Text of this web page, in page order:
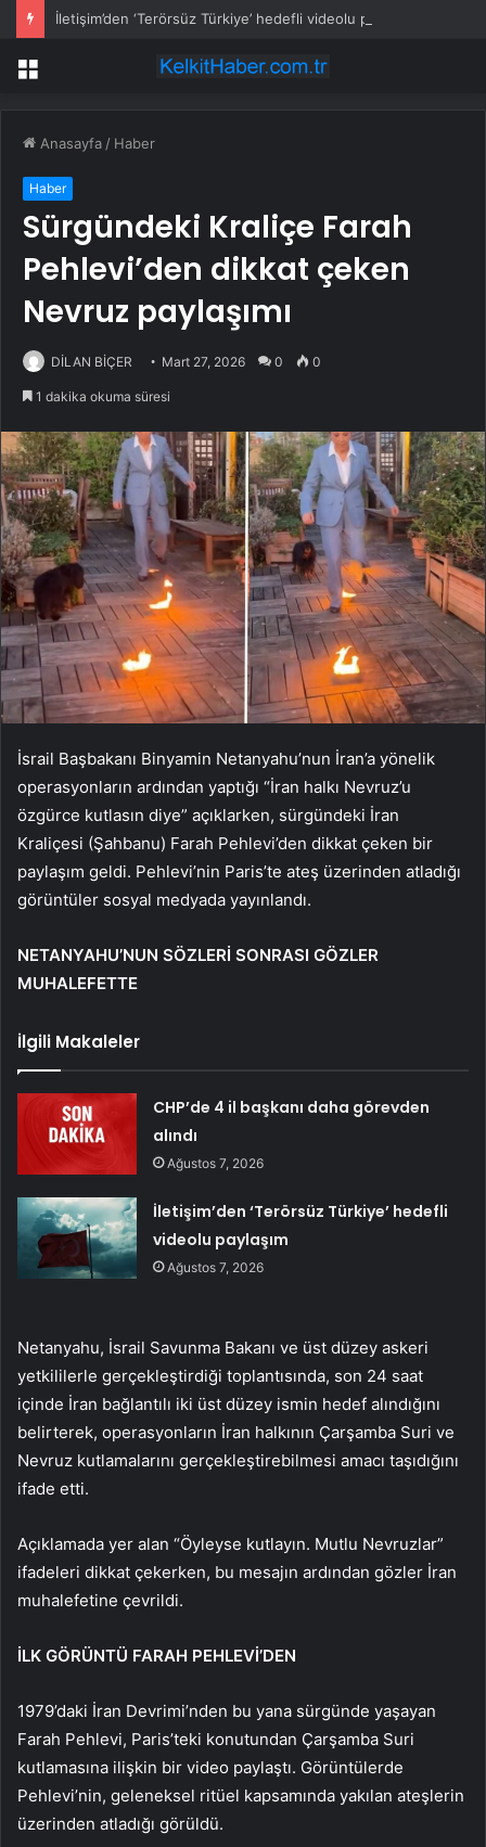
İletişim’den ‘Terörsüz Türkiye’ hedefli videolu paylaşım
Menü
Anasayfa / Haber
Haber
Sürgündeki Kraliçe Farah
Pehlevi’den dikkat çeken
Nevruz paylaşımı
DİLAN BİÇER Mart 27, 2026 0 0
1 dakika okuma süresi
İsrail Başbakanı Binyamin Netanyahu’nun İran’a yönelik
operasyonların ardından yaptığı “İran halkı Nevruz’u
özgürce kutlasın diye” açıklarken, sürgündeki İran
Kraliçesi (Şahbanu) Farah Pehlevi’den dikkat çeken bir
paylaşım geldi. Pehlevi’nin Paris’te ateş üzerinden atladığı
görüntüler sosyal medyada yayınlandı.
NETANYAHU’NUN SÖZLERİ SONRASI GÖZLER
MUHALEFETTE
İlgili Makaleler
CHP’de 4 il başkanı daha görevden
alındı
Ağustos 7, 2026
İletişim’den ‘Terörsüz Türkiye’ hedefli
videolu paylaşım
Ağustos 7, 2026
Netanyahu, İsrail Savunma Bakanı ve üst düzey askeri
yetkililerle gerçekleştirdiği toplantısında, son 24 saat
içinde İran bağlantılı iki üst düzey ismin hedef alındığını
belirterek, operasyonların İran halkının Çarşamba Suri ve
Nevruz kutlamalarını gerçekleştirebilmesi amacı taşıdığını
ifade etti.
Açıklamada yer alan “Öyleyse kutlayın. Mutlu Nevruzlar”
ifadeleri dikkat çekerken, bu mesajın ardından gözler İran
muhalefetine çevrildi.
İLK GÖRÜNTÜ FARAH PEHLEVİ’DEN
1979’daki İran Devrimi’nden bu yana sürgünde yaşayan
Farah Pehlevi, Paris’teki konutundan Çarşamba Suri
kutlamasına ilişkin bir video paylaştı. Görüntülerde
Pehlevi’nin, geleneksel ritüel kapsamında yakılan ateşlerin
üzerinden atladığı görüldü.